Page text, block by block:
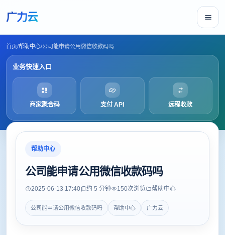
广力云
首页/帮助中心/公司能申请公用微信收款码吗
业务快速入口
商家聚合码 支付 API 远程收款
帮助中心
公司能申请公用微信收款码吗
2025-06-13 17:40 约 5 分钟 150次浏览 帮助中心
公司能申请公用微信收款码吗 帮助中心 广力云